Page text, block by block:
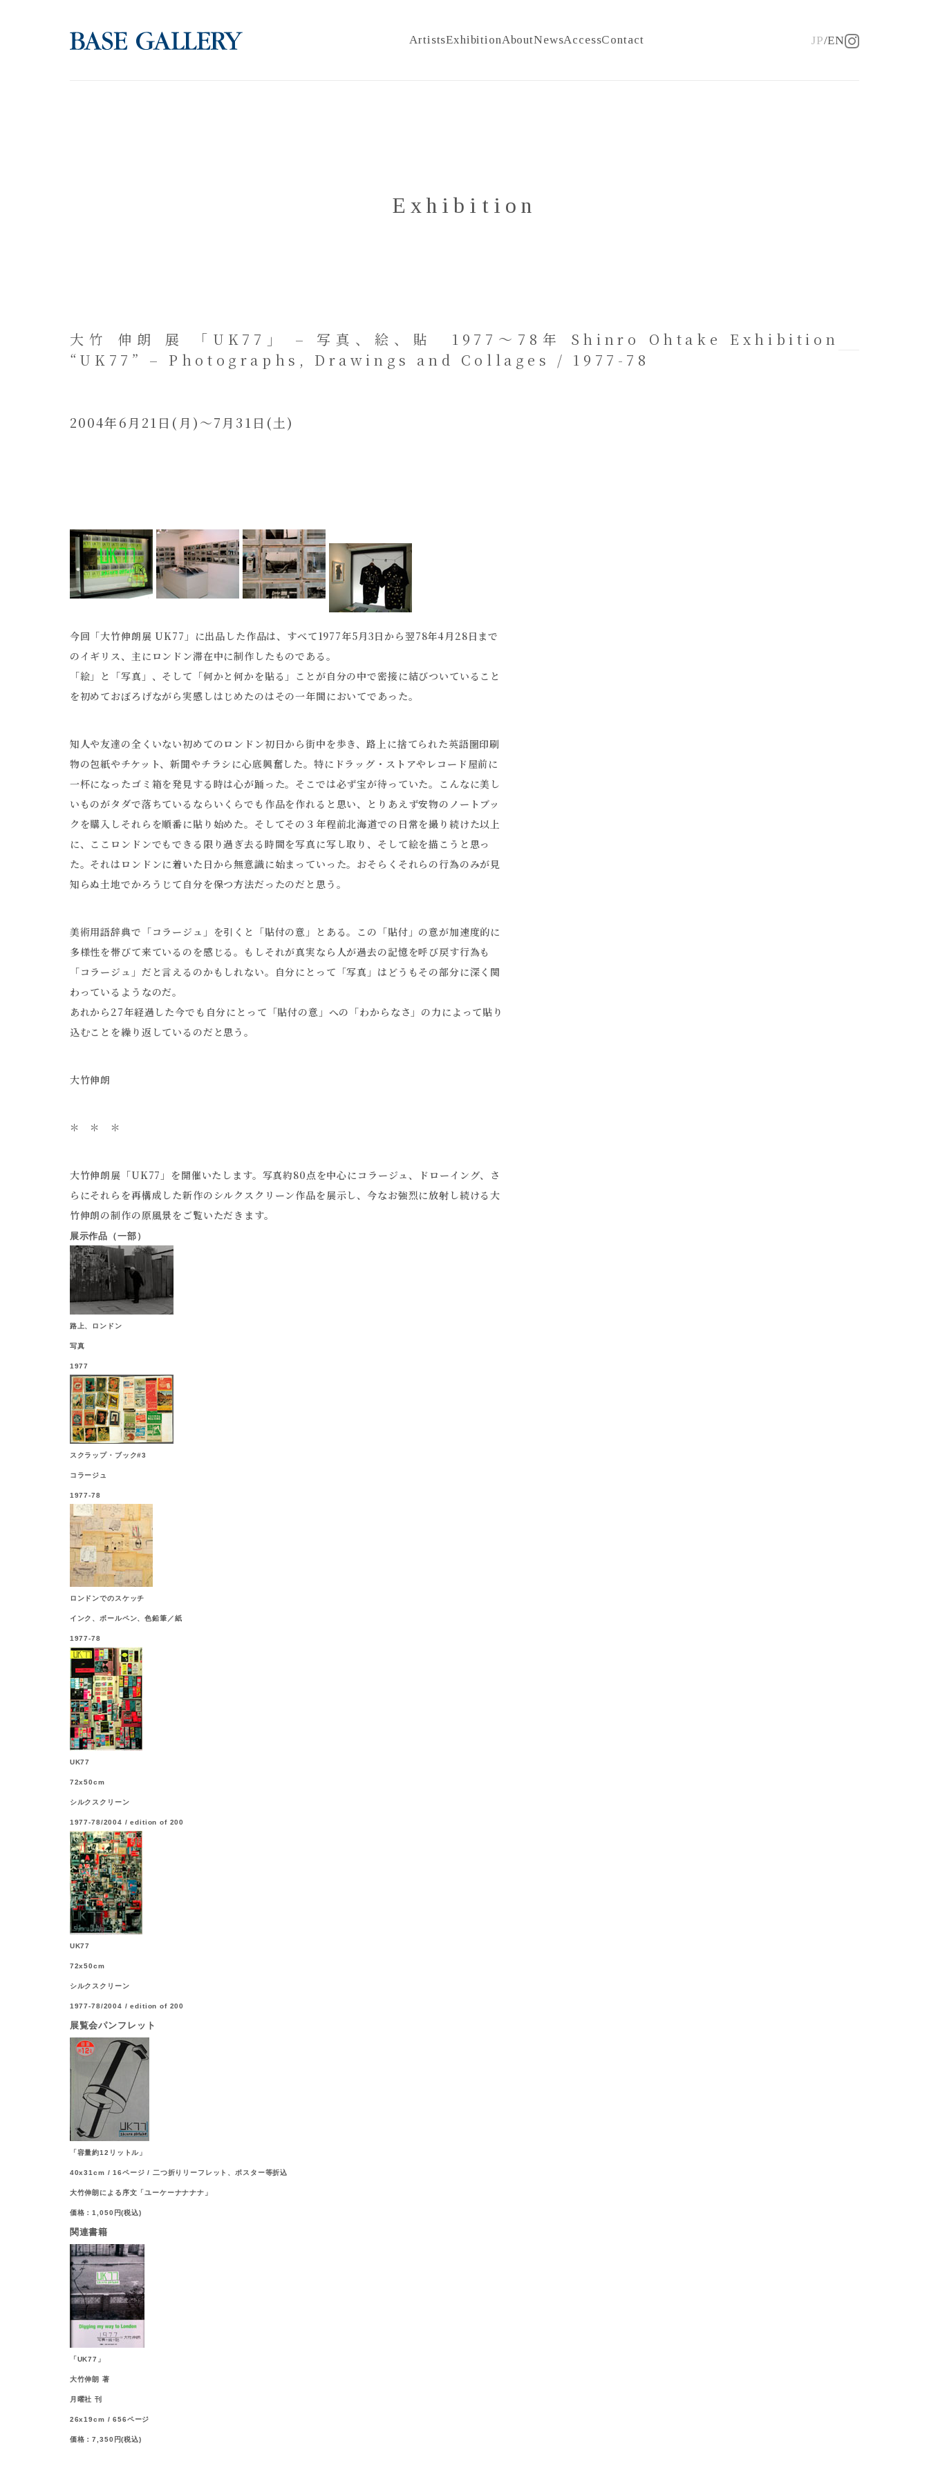
ArtistsExhibitionAboutNewsAccessContact EN
JP
Exhibition
大竹 伸朗 展 「UK77」 – 写真、絵、貼 1977～78年 Shinro Ohtake Exhibition
“UK77” – Photographs, Drawings and Collages / 1977-78
2004年6月21日(月)～7月31日(土)
今回「大竹伸朗展 UK77」に出品した作品は、すべて1977年5月3日から翌78年4月28日まで
のイギリス、主にロンドン滞在中に制作したものである。
「絵」と「写真」、そして「何かと何かを貼る」ことが自分の中で密接に結びついていること
を初めておぼろげながら実感しはじめたのはその一年間においてであった。
知人や友達の全くいない初めてのロンドン初日から街中を歩き、路上に捨てられた英語圏印刷
物の包紙やチケット、新聞やチラシに心底興奮した。特にドラッグ・ストアやレコード屋前に
一杯になったゴミ箱を発見する時は心が踊った。そこでは必ず宝が待っていた。こんなに美し
いものがタダで落ちているならいくらでも作品を作れると思い、とりあえず安物のノートブッ
クを購入しそれらを順番に貼り始めた。そしてその３年程前北海道での日常を撮り続けた以上
に、ここロンドンでもできる限り過ぎ去る時間を写真に写し取り、そして絵を描こうと思っ
た。それはロンドンに着いた日から無意識に始まっていった。おそらくそれらの行為のみが見
知らぬ土地でかろうじて自分を保つ方法だったのだと思う。
美術用語辞典で「コラージュ」を引くと「貼付の意」とある。この「貼付」の意が加速度的に
多様性を帯びて来ているのを感じる。もしそれが真実なら人が過去の記憶を呼び戻す行為も
「コラージュ」だと言えるのかもしれない。自分にとって「写真」はどうもその部分に深く関
わっているようなのだ。
あれから27年経過した今でも自分にとって「貼付の意」への「わからなさ」の力によって貼り
込むことを繰り返しているのだと思う。
大竹伸朗
＊ ＊ ＊
大竹伸朗展「UK77」を開催いたします。写真約80点を中心にコラージュ、ドローイング、さ
らにそれらを再構成した新作のシルクスクリーン作品を展示し、今なお強烈に放射し続ける大
竹伸朗の制作の原風景をご覧いただきます。
展示作品（一部）
路上、ロンドン
写真
1977
スクラップ・ブック#3
コラージュ
1977-78
ロンドンでのスケッチ
インク、ボールペン、色鉛筆／紙
1977-78
UK77
72x50cm
シルクスクリーン
1977-78/2004 / edition of 200
UK77
72x50cm
シルクスクリーン
1977-78/2004 / edition of 200
展覧会パンフレット
「容量約12リットル」
40x31cm / 16ページ / 二つ折りリーフレット、ポスター等折込
大竹伸朗による序文「ユーケーナナナナ」
価格：1,050円(税込)
関連書籍
「UK77」
大竹伸朗 著
月曜社 刊
26x19cm / 656ページ
価格：7,350円(税込)